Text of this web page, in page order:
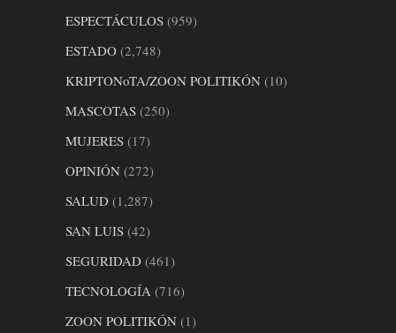
ESPECTÁCULOS (959)
ESTADO (2,748)
KRIPTONoTA/ZOON POLITIKÓN (10)
MASCOTAS (250)
MUJERES (17)
OPINIÓN (272)
SALUD (1,287)
SAN LUIS (42)
SEGURIDAD (461)
TECNOLOGÍA (716)
ZOON POLITIKÓN (1)